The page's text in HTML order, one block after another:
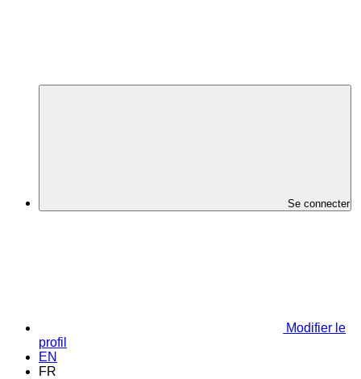
Se connecter
Modifier le
profil
EN
FR